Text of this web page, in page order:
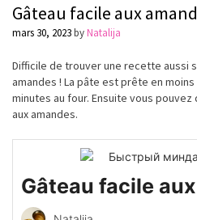
Gâteau facile aux
mars 30, 2023byNatalija
Difficile de trouver une recette aussi
amandes ! La pâte estprête en
minutes au four. Ensuite vous pouvez
aux amandes.
Gâteau facile